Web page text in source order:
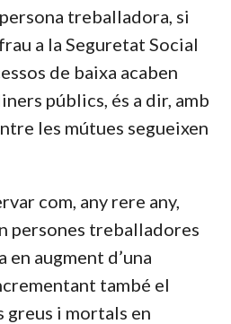
treballadora, si
a la Seguretat Social
de baixa acaben
públics, és a dir, amb
les mútues segueixen
com, any rere any,
persones treballadores
en augment d’una
també el
greus i mortals en